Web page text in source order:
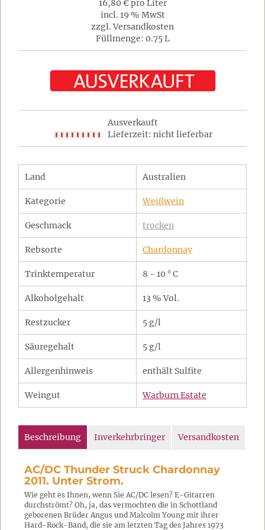
16,80 € pro Liter
incl. 19 % MwSt
zzgl. Versandkosten
Füllmenge: 0.75 L
Ausverkauft
Lieferzeit: nicht lieferbar
Land Australien
Kategorie Weißwein
Geschmack trocken
Rebsorte Chardonnay
Trinktemperatur 8 - 10 ° C
Alkoholgehalt 13 % Vol.
Restzucker 5 g/l
Säuregehalt 5 g/l
Allergenhinweis enthält Sulfite
Weingut Warburn Estate
Beschreibung Inverkehrbringer Versandkosten
AC/DC Thunder Struck Chardonnay
2011. Unter Strom.
Wie geht es Ihnen, wenn Sie AC/DC lesen? E-Gitarren
durchströmt? Oh, ja, das vermochten die in Schottland
geborenen Brüder Angus und Malcolm Young mit ihrer
Hard-Rock-Band, die sie am letzten Tag des Jahres 1973